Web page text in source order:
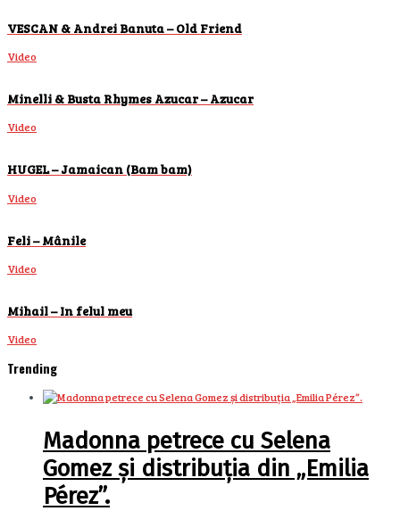
VESCAN & Andrei Banuta – Old Friend
Video
Minelli & Busta Rhymes Azucar – Azucar
Video
HUGEL – Jamaican (Bam bam)
Video
Feli – Mânile
Video
Mihail – In felul meu
Video
Trending
Madonna petrece cu Selena
Gomez și distribuția din „Emilia
Pérez”.